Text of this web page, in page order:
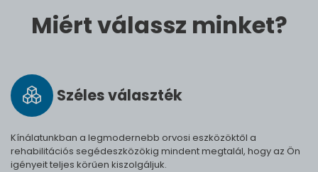
Miért válassz minket?
Széles vá­lasz­ték
Kínálatunkban a legmodernebb orvosi eszközöktől a
rehabilitációs segédeszközökig mindent megtalál, hogy az Ön
igényeit teljes körűen kiszolgáljuk.